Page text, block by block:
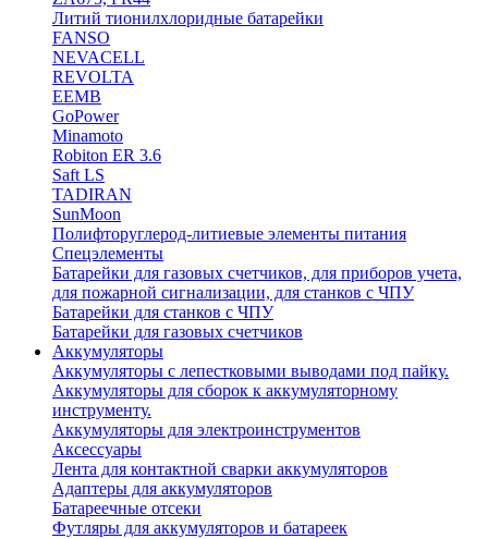
Литий тионилхлоридные батарейки
FANSO
NEVACELL
REVOLTA
EEMB
GoPower
Minamoto
Robiton ER 3.6
Saft LS
TADIRAN
SunMoon
Полифторуглерод-литиевые элементы питания
Спецэлементы
Батарейки для газовых счетчиков, для приборов учета,
для пожарной сигнализации, для станков с ЧПУ
Батарейки для станков с ЧПУ
Батарейки для газовых счетчиков
Аккумуляторы
Аккумуляторы с лепестковыми выводами под пайку.
Аккумуляторы для сборок к аккумуляторному
инструменту.
Аккумуляторы для электроинструментов
Аксессуары
Лента для контактной сварки аккумуляторов
Адаптеры для аккумуляторов
Батареечные отсеки
Футляры для аккумуляторов и батареек